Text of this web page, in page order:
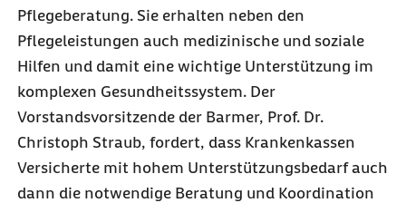
Pflegeberatung. Sie erhalten neben den
Pflegeleistungen auch medizinische und soziale
Hilfen und damit eine wichtige Unterstützung im
komplexen Gesundheitssystem. Der
Vorstandsvorsitzende der Barmer, Prof. Dr.
Christoph Straub, fordert, dass Krankenkassen
Versicherte mit hohem Unterstützungsbedarf auch
dann die notwendige Beratung und Koordination